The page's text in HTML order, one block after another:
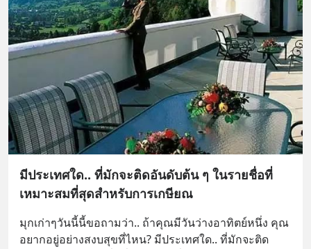
มีประเทศใด.. ที่มักจะติดอันดับต้น ๆ ในรายชื่อที่
เหมาะสมที่สุดสำหรับการเกษียณ
มุกเก่าๆวันนี้​นี้ขอถามว่า.. ถ้าคุณมีวันว่างอาทิตย์​หนึ่ง​ คุณ
อยากอยู่อย่างสงบสุขที่ไหน? มีประเทศใด.. ที่มักจะติด